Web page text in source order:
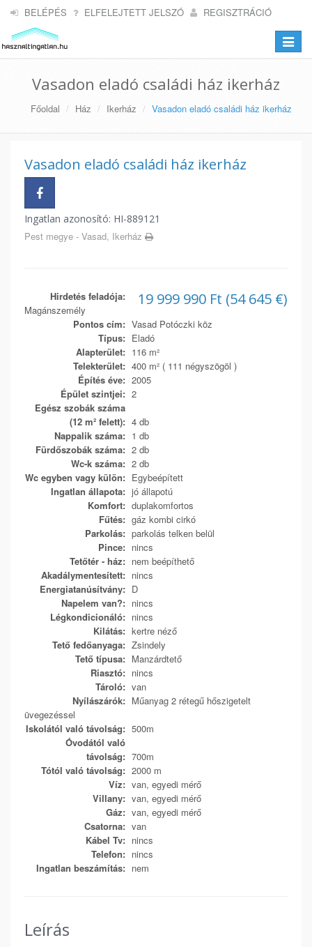
BELÉPÉS ELFELEJTETT JELSZÓ REGISZTRÁCIÓ
Toggle
Vasadon eladó családi ház ikerház
Főoldal Ház Ikerház Vasadon eladó családi ház ikerház
Vasadon eladó családi ház ikerház
Ingatlan azonosító: HI-889121
Pest megye - Vasad, Ikerház
19 999 990 Ft (54 645 €)
Hirdetés feladója:
Magánszemély
Pontos cím: Vasad Potóczki köz
Típus: Eladó
Alapterület: 116 m²
Telekterület: 400 m² ( 111 négyszögöl )
Építés éve: 2005
Épület szintjei: 2
Egész szobák száma
(12 m² felett): 4 db
Nappalik száma: 1 db
Fürdőszobák száma: 2 db
Wc-k száma: 2 db
Wc egyben vagy külön: Egybeépített
Ingatlan állapota: jó állapotú
Komfort: duplakomfortos
Fűtés: gáz kombi cirkó
Parkolás: parkolás telken belül
Pince: nincs
Tetőtér - ház: nem beépíthető
Akadálymentesített: nincs
Energiatanúsítvány: D
Napelem van?: nincs
Légkondicionáló: nincs
Kilátás: kertre néző
Tető fedőanyaga: Zsindely
Tető típusa: Manzárdtető
Riasztó: nincs
Tároló: van
Nyílászárók: Műanyag 2 rétegű hőszigetelt
üvegezéssel
Iskolától való távolság: 500m
Óvodától való
távolság: 700m
Tótól való távolság: 2000 m
Víz: van, egyedi mérő
Villany: van, egyedi mérő
Gáz: van, egyedi mérő
Csatorna: van
Kábel Tv: nincs
Telefon: nincs
Ingatlan beszámítás: nem
Leírás